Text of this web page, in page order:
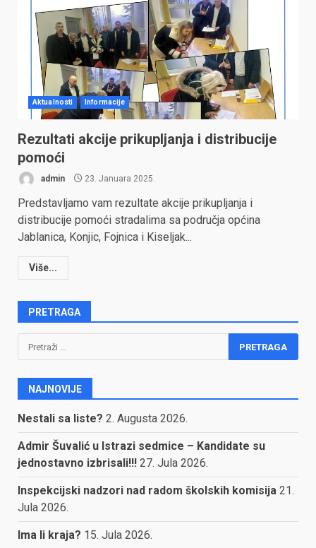
Aktualnosti Informacije
Rezultati akcije prikupljanja i distribucije
pomoći
admin 23. Januara 2025.
Predstavljamo vam rezultate akcije prikupljanja i
distribucije pomoći stradalima sa područja općina
Jablanica, Konjic, Fojnica i Kiseljak...
Više...
PRETRAGA
Pretraga:
NAJNOVIJE
Nestali sa liste? 2. Augusta 2026.
Admir Šuvalić u Istrazi sedmice – Kandidate su
jednostavno izbrisali!!! 27. Jula 2026.
Inspekcijski nadzori nad radom školskih komisija 21.
Jula 2026.
Ima li kraja? 15. Jula 2026.